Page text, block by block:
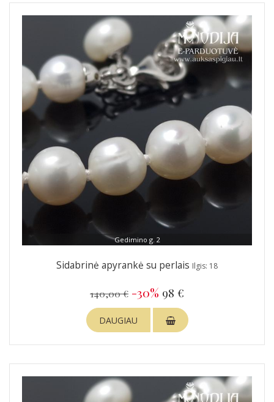
Gedimino g. 2
Sidabrinė apyrankė su perlais Ilgis: 18
140,00 € -30% 98 €
DAUGIAU